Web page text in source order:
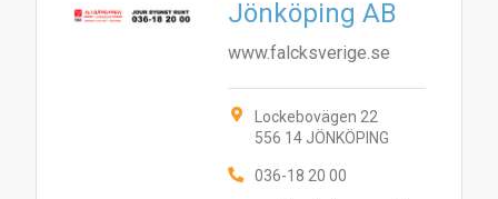
Jönköping AB
www.falcksverige.se
Lockebovägen 22
556 14 JÖNKÖPING
036-18 20 00